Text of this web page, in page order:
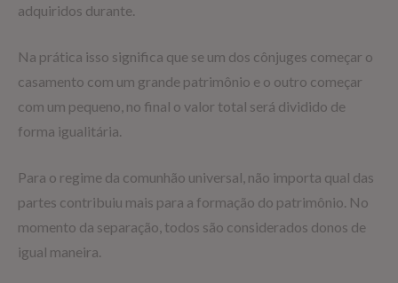
adquiridos durante.
Na prática isso significa que se um dos cônjuges começar o
casamento com um grande patrimônio e o outro começar
com um pequeno, no final o valor total será dividido de
forma igualitária.
Para o regime da comunhão universal, não importa qual das
partes contribuiu mais para a formação do patrimônio. No
momento da separação, todos são considerados donos de
igual maneira.